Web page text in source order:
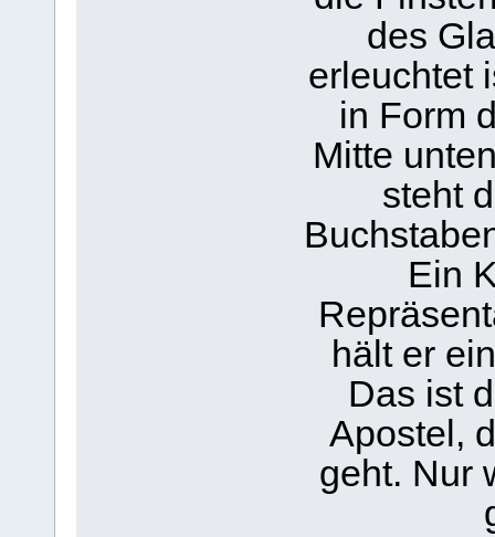
des
erleuchtet
in Form
Mitte
steht
Ein
hält er
Das ist
Apostel,
geht. Nur